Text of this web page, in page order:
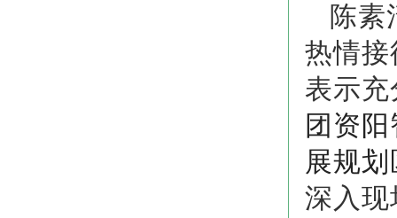
陈素
热情
表示
团资
展规
深入